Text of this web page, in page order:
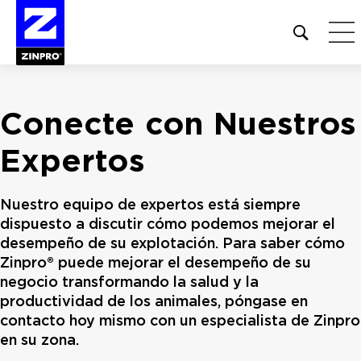
Open
site
Buscar:
Conecte con Nuestros
Expertos
Nuestro equipo de expertos está siempre
dispuesto a discutir cómo podemos mejorar el
desempeño de su explotación. Para saber cómo
Zinpro® puede mejorar el desempeño de su
negocio transformando la salud y la
productividad de los animales, póngase en
contacto hoy mismo con un especialista de Zinpro
en su zona.